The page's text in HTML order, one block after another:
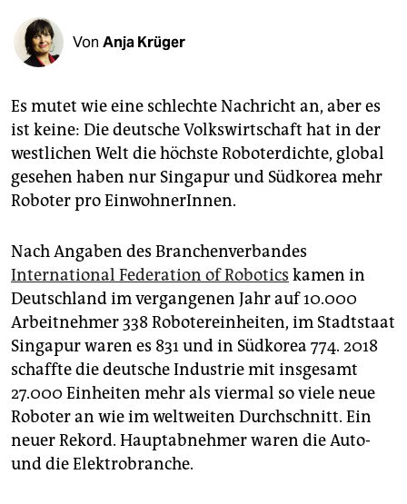
veranstaltungen
shop
unterstützen
abo
genossenschaft
Von Anja Krüger
Es mutet wie eine schlechte Nachricht an, aber es
ist keine: Die deutsche Volkswirtschaft hat in der
westlichen Welt die höchste Roboterdichte, global
gesehen haben nur Singapur und Südkorea mehr
Roboter pro EinwohnerInnen.
Nach Angaben des Branchenverbandes
International Federation of Robotics kamen in
Deutschland im vergangenen Jahr auf 10.000
Arbeitnehmer 338 Robotereinheiten, im Stadtstaat
Singapur waren es 831 und in Südkorea 774. 2018
schaffte die deutsche Industrie mit insgesamt
27.000 Einheiten mehr als viermal so viele neue
Roboter an wie im weltweiten Durchschnitt. Ein
neuer Rekord. Hauptabnehmer waren die Auto-
und die Elektro­branche.